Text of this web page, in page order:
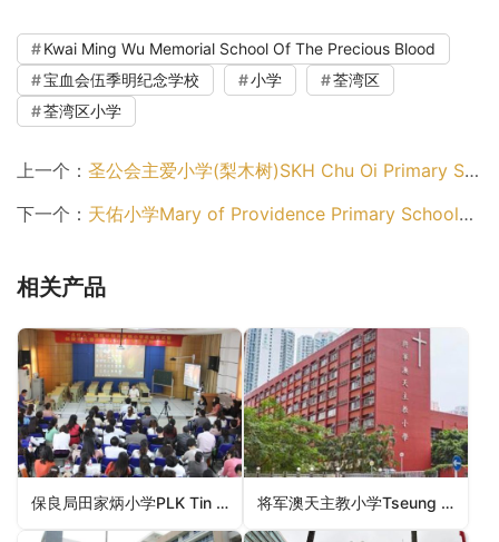
Kwai Ming Wu Memorial School Of The Precious Blood
宝血会伍季明纪念学校
小学
荃湾区
荃湾区小学
上一个： 圣公会主爱小学(梨木树)SKH Chu Oi Primary School (Lei Muk Shue)（荃湾区小学）
下一个： 天佑小学Mary of Providence Primary School（荃湾区小学）
相关产品
保良局田家炳小学PLK Tin Ka Ping Primary School（大埔区小学） 将军澳天主教小学Tseung Kwan O Catholic Primary School（西贡区小学）